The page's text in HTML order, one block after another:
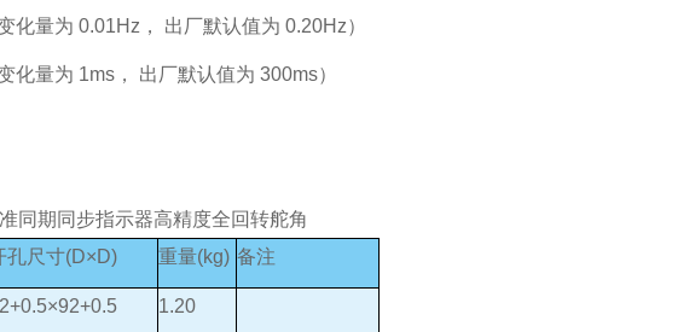
量为 0.01Hz， 出厂默认值为 0.20Hz）
量为 1ms， 出厂默认值为 300ms）
孔尺寸(D×D) 重量(kg) 备注
1.20